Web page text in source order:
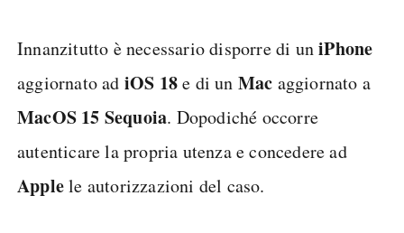
Innanzitutto è necessario disporre di uniPhone
aggiornato ad iOS 18e di un Mac aggiornato a
MacOS 15 Sequoia. Dopodiché occorre
autenticare la propria utenza e concedere ad
Applele autorizzazioni del caso.